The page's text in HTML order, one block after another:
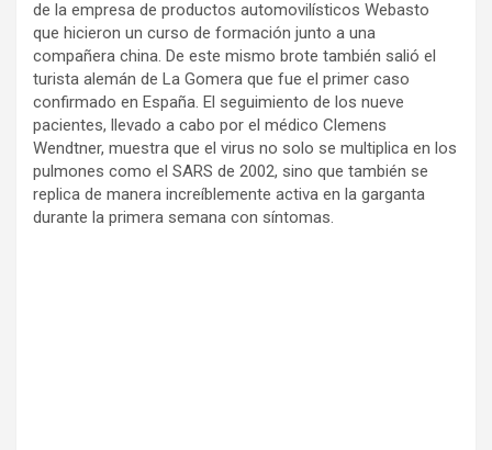
de la empresa de productos automovilísticos Webasto
que hicieron un curso de formación junto a una
compañera china. De este mismo brote también salió el
turista alemán de La Gomera que fue el primer caso
confirmado en España. El seguimiento de los nueve
pacientes, llevado a cabo por el médico Clemens
Wendtner, muestra que el virus no solo se multiplica en los
pulmones como el SARS de 2002, sino que también se
replica de manera increíblemente activa en la garganta
durante la primera semana con síntomas.